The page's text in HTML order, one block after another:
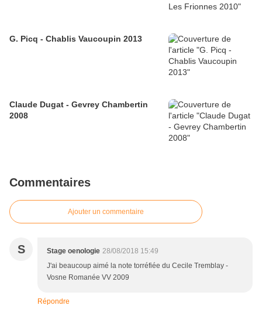
G. Picq - Chablis Vaucoupin 2013
Claude Dugat - Gevrey Chambertin
2008
Commentaires
Ajouter un commentaire
S Stage oenologie 28/08/2018 15:49
J'ai beaucoup aimé la note torréfiée du Cecile Tremblay -
Vosne Romanée VV 2009
Répondre